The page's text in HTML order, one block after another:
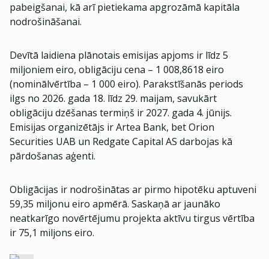
pabeigšanai, kā arī pietiekama apgrozāmā kapitāla
nodrošināšanai.
Devītā laidiena plānotais emisijas apjoms ir līdz 5
miljoniem eiro, obligāciju cena – 1 008,8618 eiro
(nominālvērtība – 1 000 eiro). Parakstīšanās periods
ilgs no 2026. gada 18. līdz 29. maijam, savukārt
obligāciju dzēšanas termiņš ir 2027. gada 4. jūnijs.
Emisijas organizētājs ir Artea Bank, bet Orion
Securities UAB un Redgate Capital AS darbojas kā
pārdošanas aģenti.
Obligācijas ir nodrošinātas ar pirmo hipotēku aptuveni
59,35 miljonu eiro apmērā. Saskaņā ar jaunāko
neatkarīgo novērtējumu projekta aktīvu tirgus vērtība
ir 75,1 miljons eiro.